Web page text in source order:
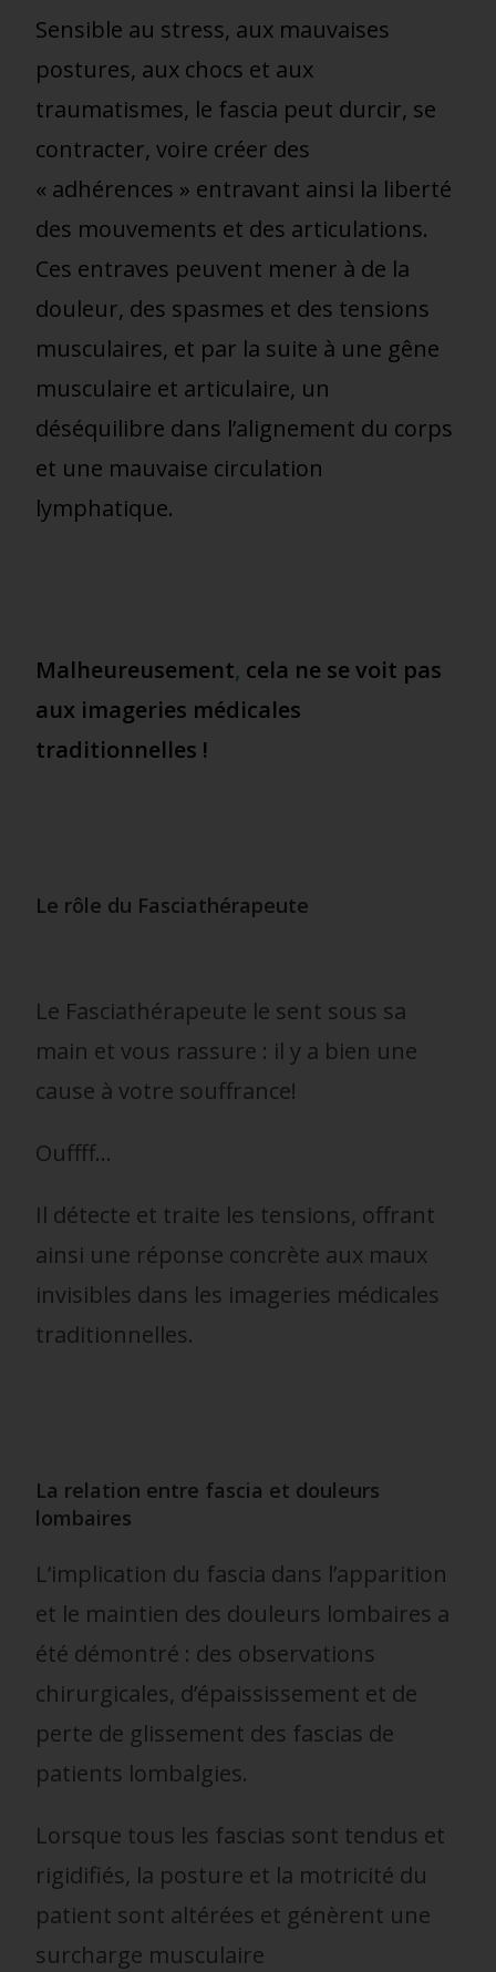
Sensible au stress, aux mauvaises
postures, aux chocs et aux
traumatismes, le fascia peut durcir, se
contracter, voire créer des
« adhérences » entravant ainsi la liberté
des mouvements et des articulations.
Ces entraves peuvent mener à de la
douleur, des spasmes et des tensions
musculaires, et par la suite à une gêne
musculaire et articulaire, un
déséquilibre dans l’alignement du corps
et une mauvaise circulation
lymphatique.
Malheureusement, cela ne se voit pas
aux imageries médicales
traditionnelles !
Le rôle du Fasciathérapeute
Le Fasciathérapeute le sent sous sa
main et vous rassure : il y a bien une
cause à votre souffrance!
Ouffff…
Il détecte et traite les tensions, offrant
ainsi une réponse concrète aux maux
invisibles dans les imageries médicales
traditionnelles.
La relation entre fascia et douleurs
lombaires
L’implication du fascia dans l’apparition
et le maintien des douleurs lombaires a
été démontré : des observations
chirurgicales, d’épaississement et de
perte de glissement des fascias de
patients lombalgies.
Lorsque tous les fascias sont tendus et
rigidifiés, la posture et la motricité du
patient sont altérées et génèrent une
surcharge musculaire